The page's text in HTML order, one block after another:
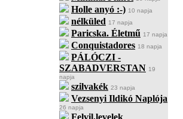
Holle anyó :-) 10 napja
nélküled 17 napja
Paricska. Életmű 17 napja
Conquistadores 18 napja
PÁLÓCZI -
SZABADVERSTAN 19
napja
szilvakék 23 napja
Vezsenyi Ildikó Naplója
26 napja
Felvil.levelek